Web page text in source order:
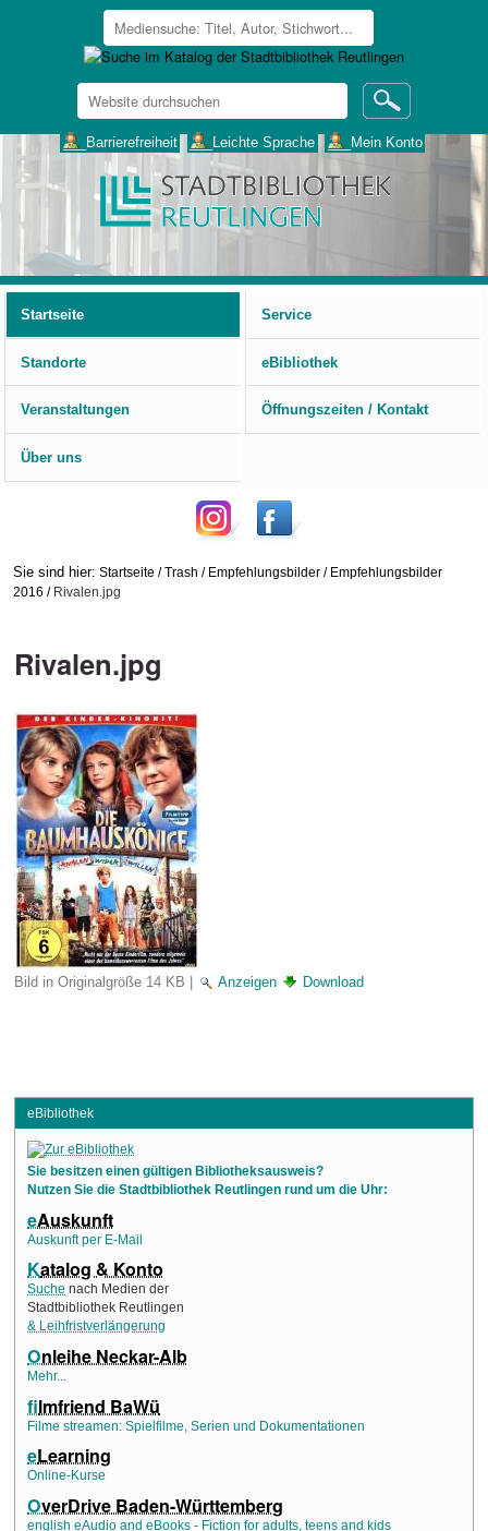
Website
durchsuchen
___Barrierefreiheit ___Leichte Sprache ___Mein Konto
Startseite
Service
Standorte eBibliothek
Veranstaltungen Öffnungszeiten / Kontakt
Über uns
Sie sind hier: Startseite /Trash / Empfehlungsbilder / Empfehlungsbilder
2016 / Rivalen.jpg
Rivalen.jpg
Bild in Originalgröße 14 KB | Anzeigen Download
eBibliothek
Sie besitzen einen gültigen Bibliotheksausweis?
Nutzen Sie die Stadtbibliothek Reutlingen rund um die Uhr:
eAuskunft
Auskunft per E-Mail
Katalog & Konto
Suche nach Medien der
Stadtbibliothek Reutlingen
& Leihfristverlängerung
Onleihe Neckar-Alb
Mehr...
filmfriend BaWü
Filme streamen: Spielfilme, Serien und Dokumentationen
eLearning
Online-Kurse
OverDrive Baden-Württemberg
english eAudio and eBooks - Fiction for adults, teens and kids